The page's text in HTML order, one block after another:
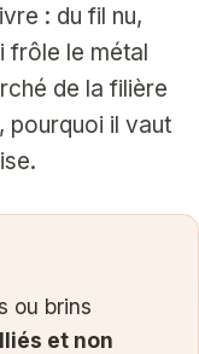
: du fil nu,
frôle le métal
de la filière
pourquoi il vaut
ou brins
et non